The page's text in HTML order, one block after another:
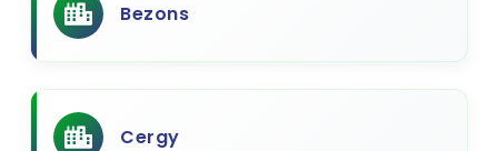
Bezons
Cergy